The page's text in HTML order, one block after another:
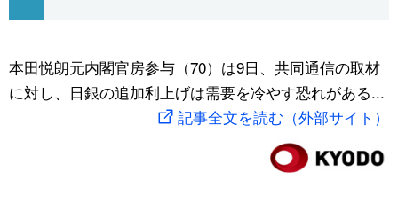
社会
文化
旅と暮らし
動画/Live
暮らし
スポーツ・東京2020
本田悦朗元内閣官房参与（70）は9日、共同通信の取材
に対し、日銀の追加利上げは需要を冷やす恐れがある...
記事全文を読む（外部サイト）